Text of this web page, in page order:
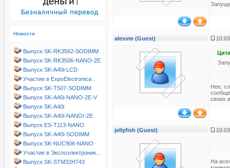
Новости
Выпуск SK-RK3562-SODIMM
Выпуск SK-RK3506-NANO-2E
Выпуск SK-A40i-LCD
Участие в ExpoElectronica…
Выпуск SK-T507-SODIMM
Выпуск SK-A40i-NANO-2E-V
Выпуск SK-A40i
Выпуск SK-A40i-NANO/-2E
Выпуск ES-T113-NANO
Выпуск SK-A40i-SODIMM
Выпуск SK-NUC906-NANO
Участие в Экспоэлектроник…
Выпуск SK-STM32H743
alexvm (Guest)
Нее,
своих
jellyfish (Guest)
На